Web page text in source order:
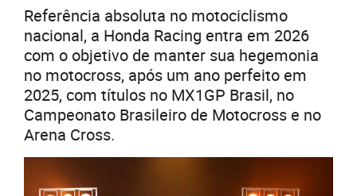
Referência absoluta no motociclismo
nacional, a Honda Racing entra em 2026
com o objetivo de manter sua hegemonia
no motocross, após um ano perfeito em
2025, com títulos no MX1GP Brasil, no
Campeonato Brasileiro de Motocross e no
Arena Cross.